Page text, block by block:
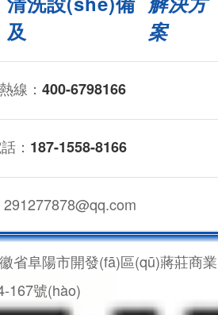
及
案
線： 400-6798166
： 187-1558-8166
省阜陽市開發(fā)區(qū)蔣莊商業
167號(hào)